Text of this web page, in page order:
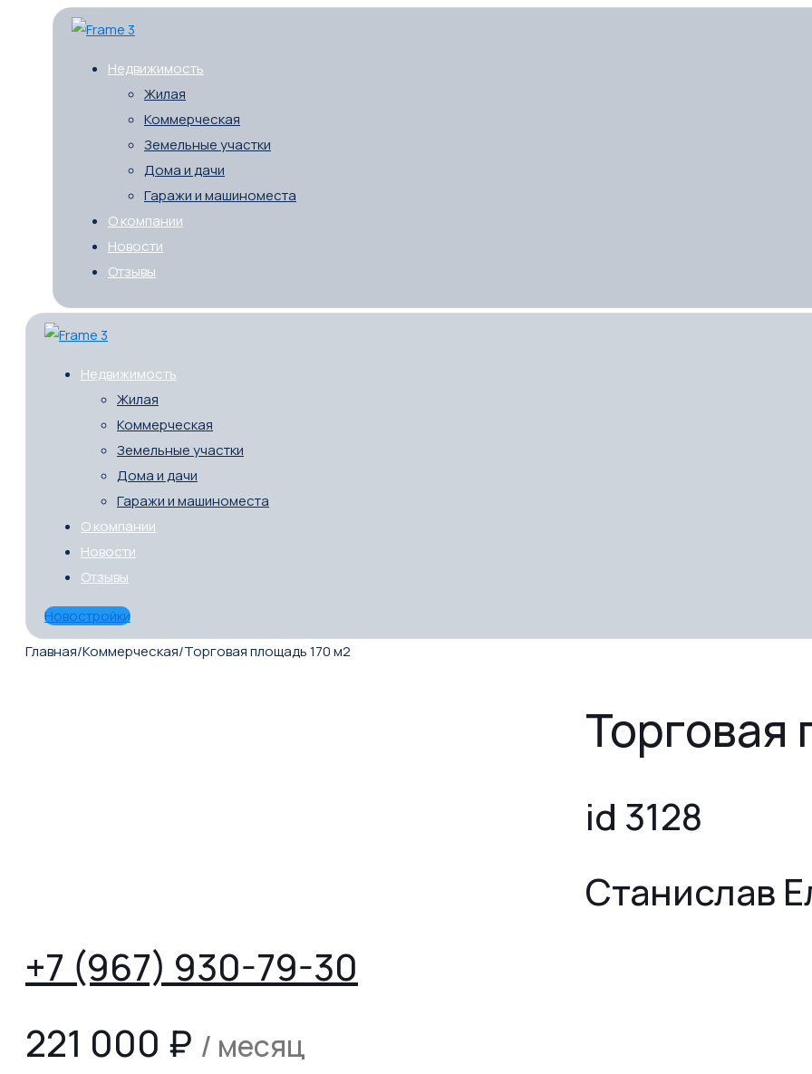
Недвижимость
Жилая
Коммерческая
Земельные участки
Дома и дачи
Гаражи и машиноместа
О компании
Новости
Отзывы
Недвижимость
Жилая
Коммерческая
Земельные участки
Дома и дачи
Гаражи и машиноместа
О компании
Новости
Отзывы
Новостройки
Главная/Коммерческая/Торговая площадь 170 м2
Торговая
id 3128
Станислав
+7 (967) 930-79-30
221 000 ₽ / месяц